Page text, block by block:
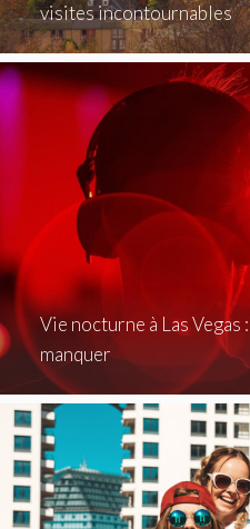
visites incontournables
Vie nocturne à Las Vegas
manquer